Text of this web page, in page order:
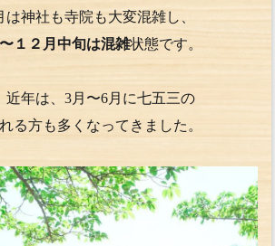
は神社も寺院も大変混雑し、
１２月中旬は混雑状態です。
近年は、3月〜6月に七五三の
る方も多くなってきました。